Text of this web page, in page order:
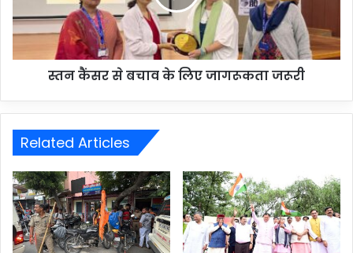
स्तन कैंसर से बचाव के लिए जागरूकता जरूरी
Related Articles